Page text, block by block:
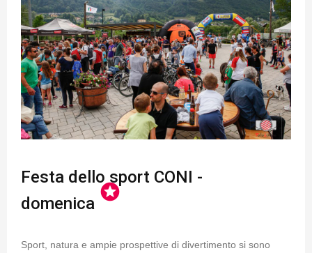
Festa dello sport CONI -
domenica
stars
Sport, natura e ampie prospettive di divertimento si sono